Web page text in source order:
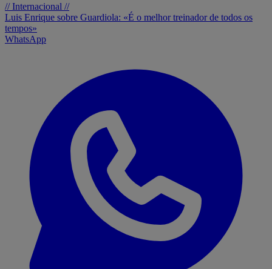
// Internacional //
Luis Enrique sobre Guardiola: «É o melhor treinador de todos os
tempos»
WhatsApp